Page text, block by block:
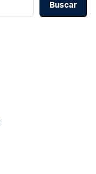
Buscar